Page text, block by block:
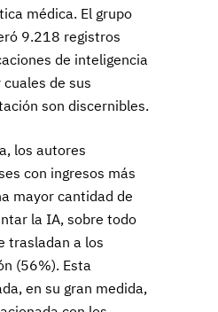
médica. El grupo
9.218 registros
de inteligencia
de sus
son discernibles.
los autores
con ingresos más
mayor cantidad de
la IA, sobre todo
trasladan a los
(56%). Esta
en su gran medida,